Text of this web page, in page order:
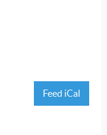
Feed iCal